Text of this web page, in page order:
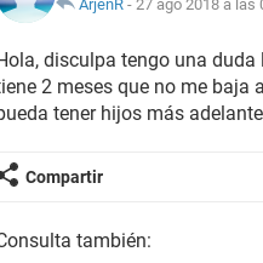
ArjenR - 27 ago 2018 a las
disculpa tengo una
2 meses que no me baja
tener hijos más adelante
Compartir
también: